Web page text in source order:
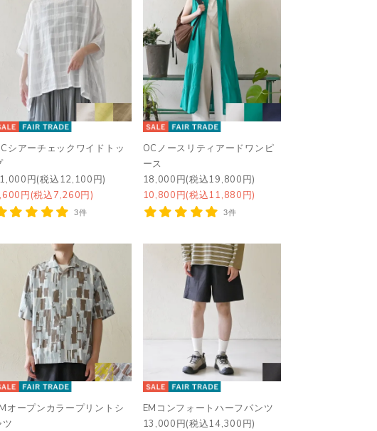
シアーチェックワイドトッ
円(税込12,100円)
円(税込7,260円)
3件
OCノースリティアードワンピ
ース
18,000円(税込19,800円)
10,800円(税込11,880円)
3件
オープンカラープリントシ
ツ
EMコンフォートハーフパンツ
13,000円(税込14,300円)